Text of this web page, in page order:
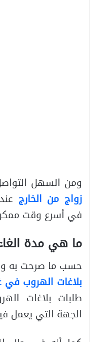
ومن السهل
زواج من الخارج
في أسرع وقت
ما هي مدة
حسب ما صرحت به
بلاغات الهروب في غضون
طلبات بلاغات
الجهة التي يعمل